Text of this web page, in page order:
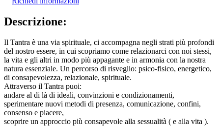
Descrizione:
Il Tantra è una via spirituale, ci accompagna negli strati più profondi
del nostro essere, in cui scopriamo come relazionarci con noi stessi,
la vita e gli altri in modo più appagante e in armonia con la nostra
natura essenziale. Un percorso di risveglio: psico-fisico, energetico,
di consapevolezza, relazionale, spirituale.
Attraverso il Tantra puoi:
andare al di là di ideali, convinzioni e condizionamenti,
sperimentare nuovi metodi di presenza, comunicazione, confini,
consenso e piacere,
scoprire un approccio più consapevole alla sessualità ( e alla vita ).